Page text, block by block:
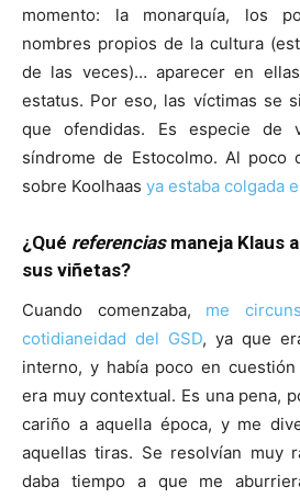
momento: la monarquía, los
nombres propios de la cultura
de las veces)… aparecer en
estatus. Por eso, las víctimas se
que ofendidas. Es especie de
síndrome de Estocolmo. Al poco
sobre Koolhaas ya estaba colgada
¿Qué referenciasmaneja Klaus
sus viñetas?
Cuando comenzaba, me
cotidianeidad del GSD, ya que
interno, y había poco en
era muy contextual. Es una pena,
cariño a aquella época, y me
aquellas tiras. Se resolvían muy
daba tiempo a que me